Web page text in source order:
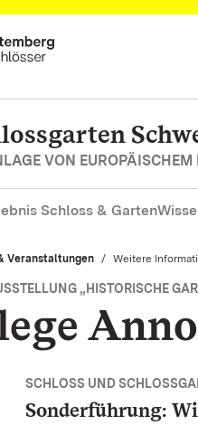
VON EUROPÄISCHEM
Schloss & Garten
Veranstaltungen Aktuell:
Weitere
„HISTORISCHE
SCHLOSS UND
Sonderführung: